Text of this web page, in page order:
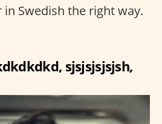
Swedish the right way.
sjsjsjsjsjsh,